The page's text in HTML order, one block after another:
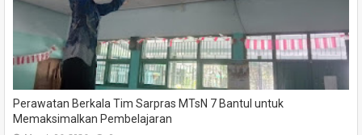
Perawatan Berkala Tim Sarpras MTsN 7 Bantul untuk
Memaksimalkan Pembelajaran